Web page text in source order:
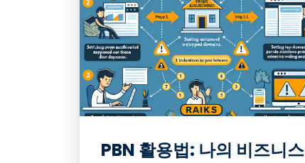
PBN 활용법: 나의 비즈니스